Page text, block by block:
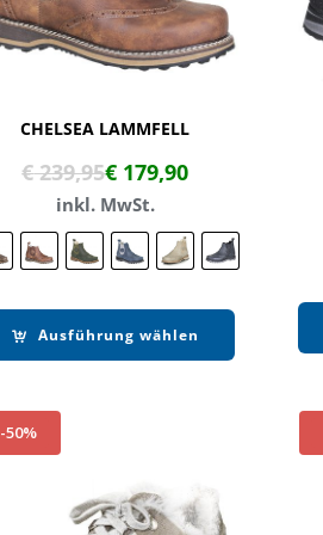
CHELSEA LAMMFELL
€239,95€ 179,90
inkl. MwSt.
Ausführung wählen
-50%